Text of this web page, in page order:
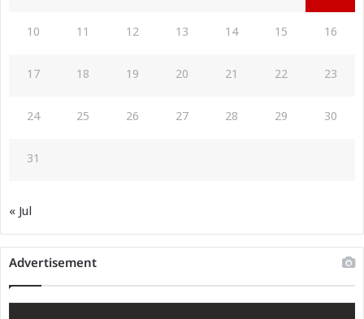
10 11 12 13 14 15 16
17 18 19 20 21 22 23
24 25 26 27 28 29 30
31
« Jul
Advertisement